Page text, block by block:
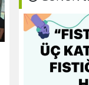
10 Gaziantep FK
Göztepe
Başakşehir